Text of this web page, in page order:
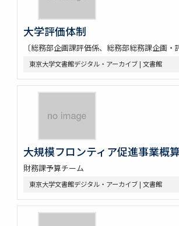
大学評価体制
〔総務部企画課評価係、総務部総務課企画・
東京大学文書館デジタル・アーカイブ | 文書館
大規模フロンティア促進事業概
財務課予算チーム
東京大学文書館デジタル・アーカイブ | 文書館